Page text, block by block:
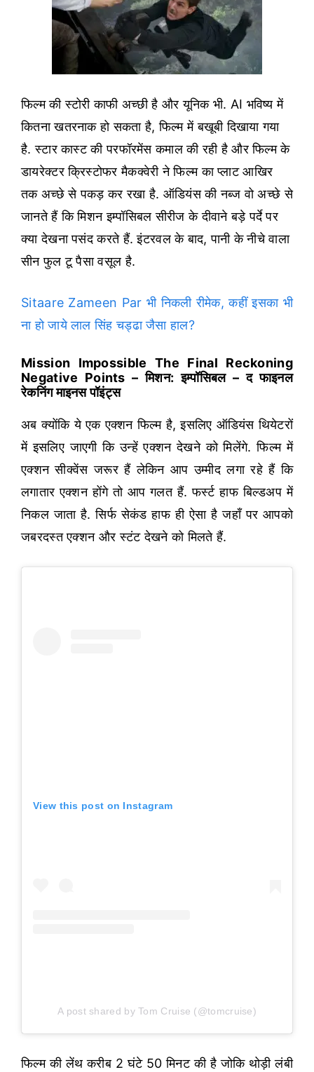
फिल्म की स्टोरी काफी अच्छी है और यूनिक भी. AI भविष्य में
कितना खतरनाक हो सकता है, फिल्म में बखूबी दिखाया गया
है. स्टार कास्ट की परफॉरमेंस कमाल की रही है और फिल्म के
डायरेक्टर क्रिस्टोफर मैकक्वेरी ने फिल्म का प्लाट आखिर
तक अच्छे से पकड़ कर रखा है. ऑडियंस की नब्ज वो अच्छे से
जानते हैं कि मिशन इम्पॉसिबल सीरीज के दीवाने बड़े पर्दे पर
क्या देखना पसंद करते हैं. इंटरवल के बाद, पानी के नीचे वाला
सीन फुल टू पैसा वसूल है.
Sitaare Zameen Par भी निकली रीमेक, कहीं इसका भी
ना हो जाये लाल सिंह चड्ढा जैसा हाल?
Mission Impossible The Final Reckoning
Negative Points – मिशन: इम्पॉसिबल – द फाइनल
रेकनिंग माइनस पॉइंट्स
अब क्योंकि ये एक एक्शन फिल्म है, इसलिए ऑडियंस थियेटरों
में इसलिए जाएगी कि उन्हें एक्शन देखने को मिलेंगे. फिल्म में
एक्शन सीक्वेंस जरूर हैं लेकिन आप उम्मीद लगा रहे हैं कि
लगातार एक्शन होंगे तो आप गलत हैं. फर्स्ट हाफ बिल्डअप में
निकल जाता है. सिर्फ सेकंड हाफ ही ऐसा है जहाँ पर आपको
जबरदस्त एक्शन और स्टंट देखने को मिलते हैं.
View this post on Instagram
A post shared by Tom Cruise (@tomcruise)
फिल्म की लेंथ करीब 2 घंटे 50 मिनट की है जोकि थोड़ी लंबी